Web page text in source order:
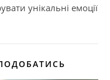
унікальні емоції